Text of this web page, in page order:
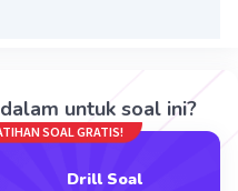
adalah:
untuk soal ini?
SOAL GRATIS!
Drill Soal